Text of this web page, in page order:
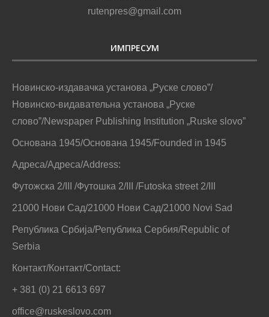
rutenpres@gmail.com
ИМПРЕСУМ
Новинско-издавачка установа „Руске слово”/
Новинско-видавательна установа „Руске
слово”/Newspaper Publishing Institution „Ruske slovo”
Основана 1945/Основана 1945/Founded in 1945
Адреса/Адреса/Address:
Футожска 2/III /Футошка 2/III /Futoska street 2/III
21000 Нови Сад/21000 Нови Сад/21000 Novi Sad
Република Србија/Република Сербия/Republic of
Serbia
Контакт/Контакт/Contact:
+ 381 (0) 21 6613 697
office@ruskeslovo.com